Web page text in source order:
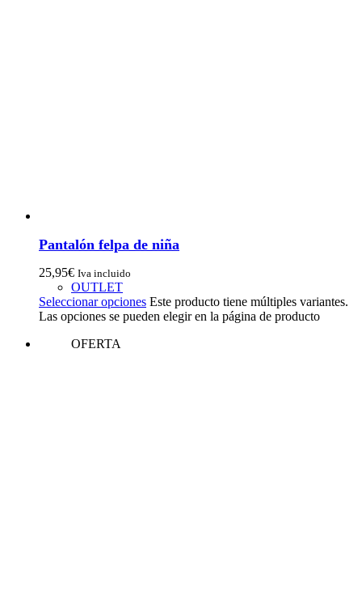
Pantalón felpa de niña
25,95€ Iva incluido
OUTLET
Seleccionar opciones Este producto tiene múltiples variantes.
Las opciones se pueden elegir en la página de producto
OFERTA